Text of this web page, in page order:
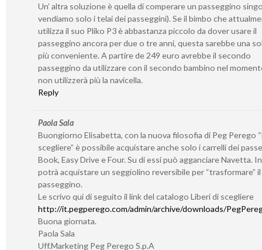
Un’ altra soluzione è quella di comperare un passeggino
vendiamo solo i telai dei passeggini). Se il bimbo che
utilizza il suo Pliko P3 è abbastanza piccolo da dover usare il
passeggino ancora per due o tre anni, questa sarebbe una
più conveniente. A partire de 249 euro avrebbe il secondo
passeggino da utilizzare con il secondo bambino nel
non utilizzerà più la navicella.
Reply
Paola Sala
Buongiorno Elisabetta, con la nuova filosofia di Peg Perego
scegliere” è possibile acquistare anche solo i carrelli dei
Book, Easy Drive e Four. Su di essi può agganciare Navetta.
potrà acquistare un seggiolino reversibile per “trasformare”
passeggino.
Le scrivo qui di seguito il link del catalogo Liberi di scegliere
http://it.pegperego.com/admin/archive/downloads/
Buona giornata.
Paola Sala
Uff.Marketing Peg Perego S.p.A